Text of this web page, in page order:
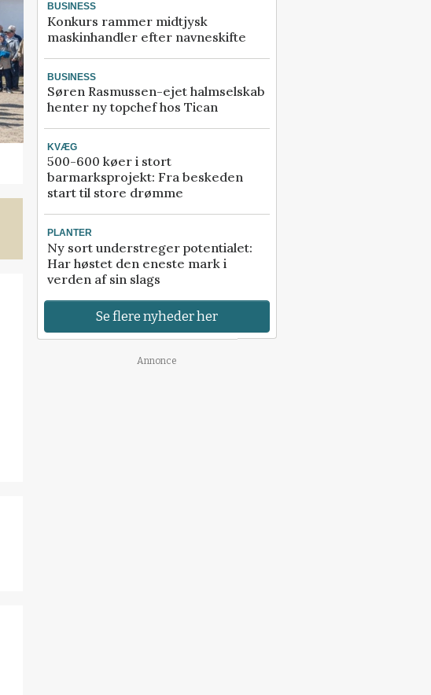
BUSINESS
Konkurs rammer midtjysk
maskinhandler efter navneskifte
BUSINESS
Søren Rasmussen-ejet halmselskab
henter ny topchef hos Tican
KVÆG
500-600 køer i stort
barmarksprojekt: Fra beskeden
start til store drømme
PLANTER
Ny sort understreger potentialet:
Har høstet den eneste mark i
verden af sin slags
Se flere nyheder her
Annonce